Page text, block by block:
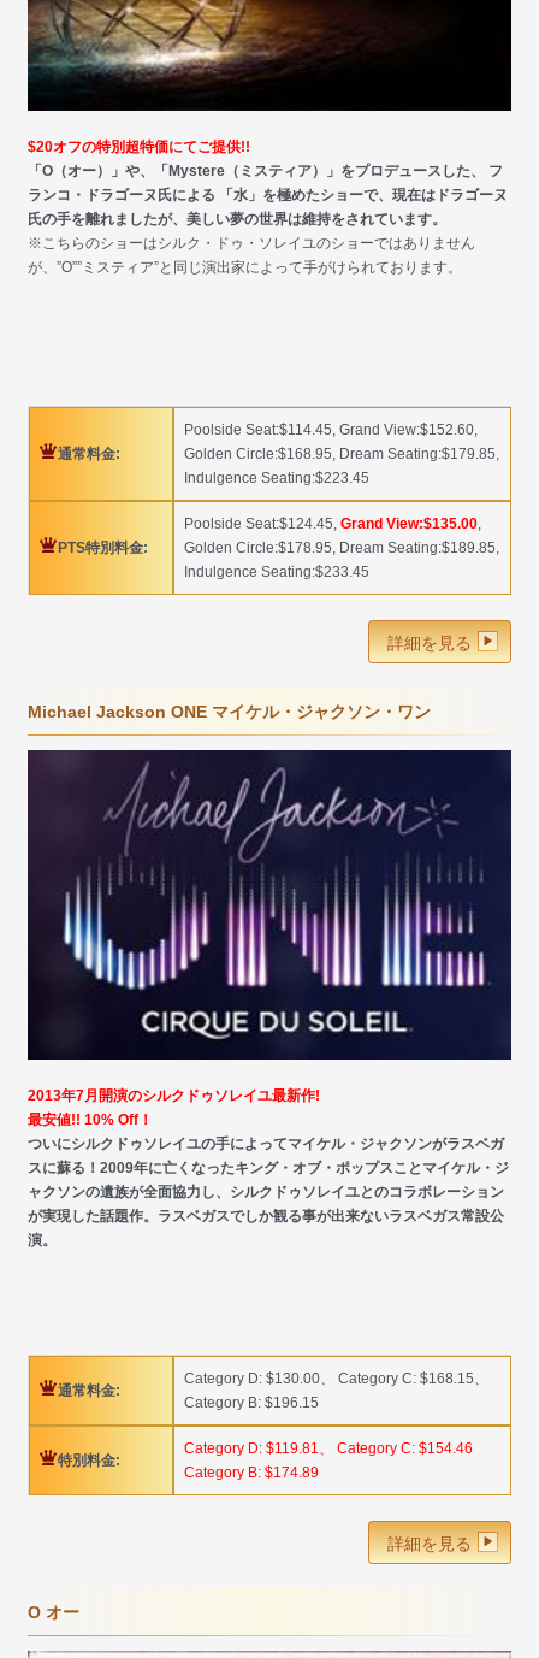
$20オフの特別超特価にてご提供!!
「O（オー）」や、「Mystere（ミスティア）」をプロデュースした、 フ
ランコ・ドラゴーヌ氏による 「水」を極めたショーで、現在はドラゴーヌ
氏の手を離れましたが、美しい夢の世界は維持をされています。
※こちらのショーはシルク・ドゥ・ソレイユのショーではありません
が、”O””ミスティア”と同じ演出家によって手がけられております。
通常料金:
Poolside Seat:$114.45, Grand View:$152.60,
Golden Circle:$168.95, Dream Seating:$179.85,
Indulgence Seating:$223.45
PTS特別料金:
Poolside Seat:$124.45, Grand View:$135.00
Golden Circle:$178.95, Dream Seating:$189.85,
Indulgence Seating:$233.45
詳細を見る
Michael Jackson ONE マイケル・ジャクソン・ワン
2013年7月開演のシルクドゥソレイユ最新作!
最安値!! 10% Off！
ついにシルクドゥソレイユの手によってマイケル・ジャクソンがラスベガ
スに蘇る！2009年に亡くなったキング・オブ・ポップスことマイケル・ジ
ャクソンの遺族が全面協力し、シルクドゥソレイユとのコラボレーション
が実現した話題作。ラスベガスでしか観る事が出来ないラスベガス常設公
演。
通常料金:
Category D: $130.00、 Category C: $168.15、
Category B: $196.15
特別料金:
Category D: $119.81、 Category C: $154.46
Category B: $174.89
詳細を見る
O オー